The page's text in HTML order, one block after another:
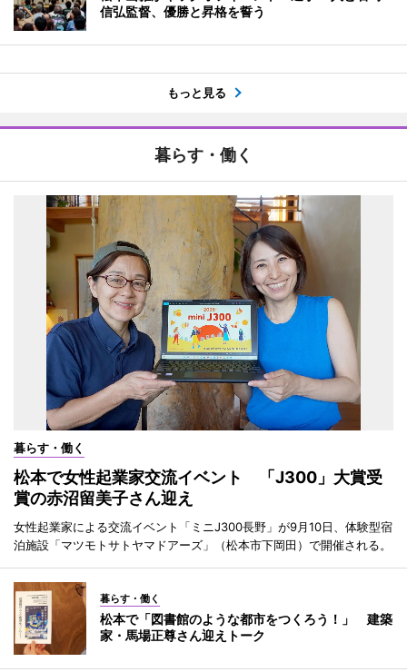
信弘監督、優勝と昇格を誓う
もっと見る
暮らす・働く
暮らす・働く
松本で女性起業家交流イベント 「J300」大賞受
賞の赤沼留美子さん迎え
女性起業家による交流イベント「ミニJ300長野」が9月10日、体験型宿
泊施設「マツモトサトヤマドアーズ」（松本市下岡田）で開催される。
暮らす・働く
松本で「図書館のような都市をつくろう！」 建築
家・馬場正尊さん迎えトーク